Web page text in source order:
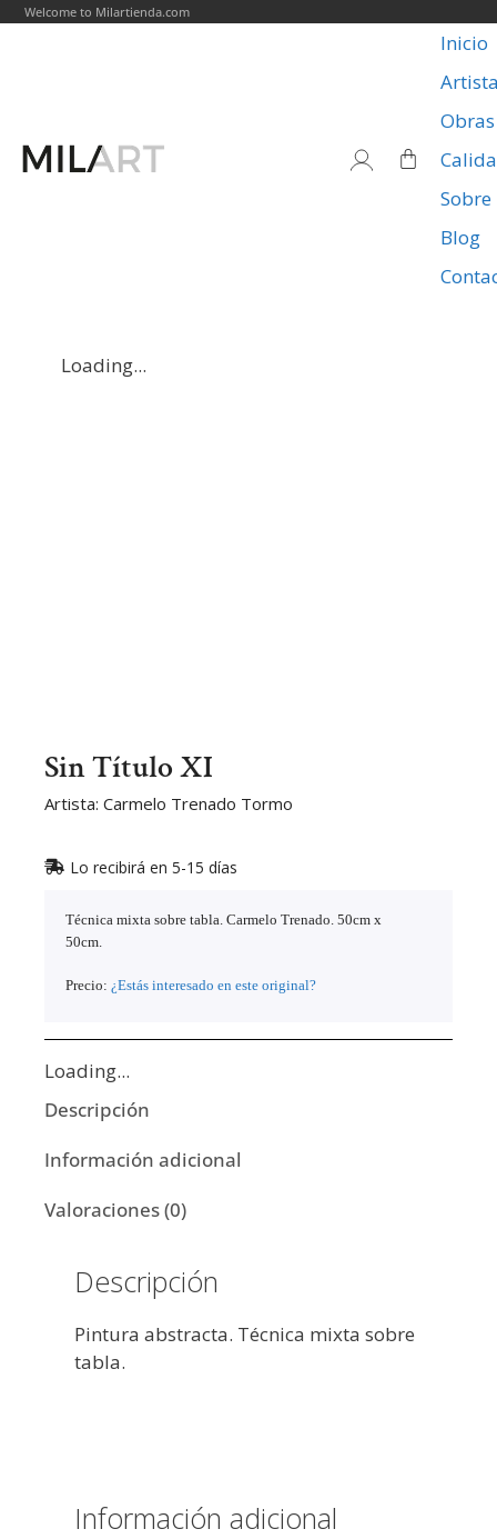
Welcome to Milartienda.com
Inicio
Obras
Blog
Loading...
Sin Título XI
Artista: Carmelo Trenado Tormo
Lo recibirá en 5-15 días
Técnica mixta sobre tabla. Carmelo Trenado. 50cm x
50cm.
Precio: ¿Estás interesado en este original?
Loading...
Descripción
Información adicional
Valoraciones (0)
Descripción
Pintura abstracta. Técnica mixta sobre
tabla.
Información adicional